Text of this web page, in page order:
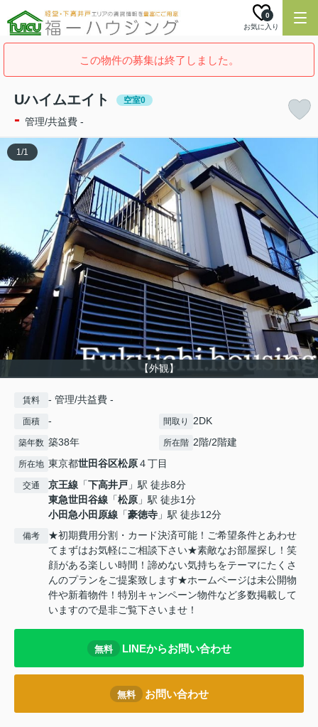
お気に入り
0
この物件の募集は終了しました。
Uハイムエイト 空室0
- 管理/共益費 -
【外観】
1/1
賃料 - 管理/共益費 -
面積 - 間取り 2DK
築年数 築38年 所在階 2階/2階建
所在地 東京都世田谷区松原４丁目
交通 京王線 「下高井戸 」駅 徒歩8分
東急世田谷線 「松原 」駅 徒歩1分
小田急小田原線 「豪徳寺 」駅 徒歩12分
備考
★初期費用分割・カード決済可能！ご希望条件とあわせ
てまずはお気軽にご相談下さい★素敵なお部屋探し！笑
顔がある楽しい時間！諦めない気持ちをテーマにたくさ
んのプランをご提案致します★ホームページは未公開物
件や新着物件！特別キャンペーン物件など多数掲載して
いますので是非ご覧下さいませ！
無料 LINEからお問い合わせ
無料 お問い合わせ